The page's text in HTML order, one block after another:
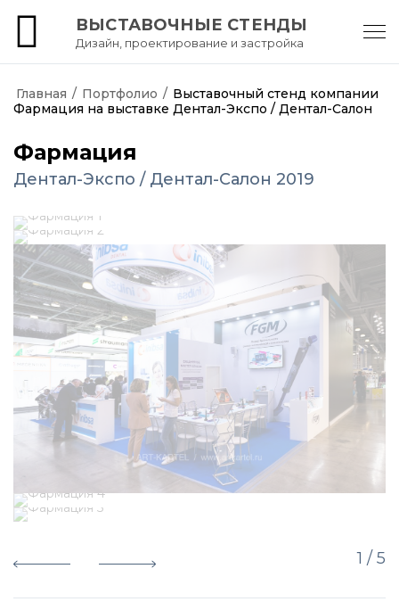
АртКартель
ВЫСТАВОЧНЫЕ СТЕНДЫ
Дизайн, проектирование и застройка
Главная / Портфолио / Выставочный стенд компании
Фармация на выставке Дентал-Экспо / Дентал-Салон
Фармация
Дентал-Экспо / Дентал-Салон 2019
1 / 5